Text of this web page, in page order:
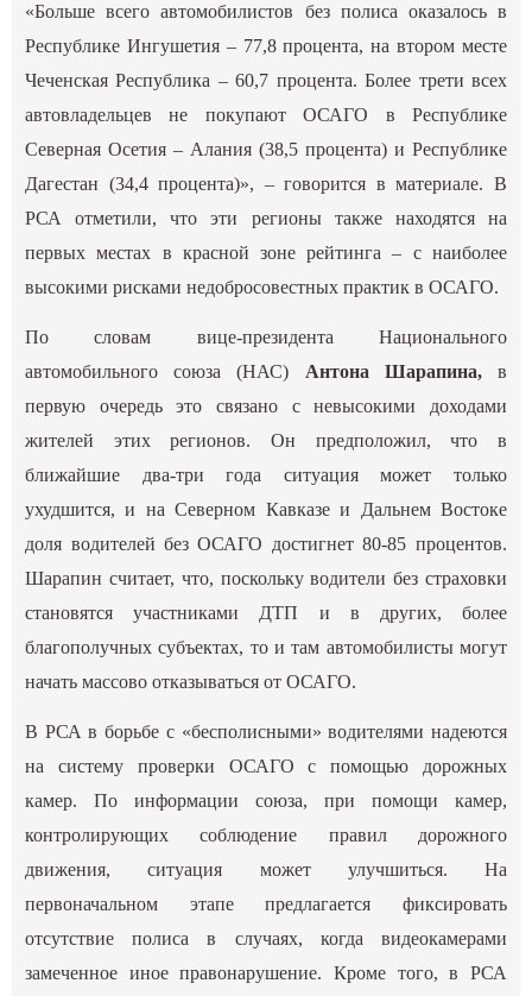
«Больше всего автомобилистов без полиса оказалось в
Республике Ингушетия – 77,8 процента, на втором месте
Чеченская Республика – 60,7 процента. Более трети всех
автовладельцев не покупают ОСАГО в Республике
Северная Осетия – Алания (38,5 процента) и Республике
Дагестан (34,4 процента)», – говорится в материале. В
РСА отметили, что эти регионы также находятся на
первых местах в красной зоне рейтинга – с наиболее
высокими рисками недобросовестных практик в ОСАГО.
По словам вице-президента Национального
автомобильного союза (НАС) Антона Шарапина,в
первую очередь это связано с невысокими доходами
жителей этих регионов. Он предположил, что в
ближайшие два-три года ситуация может только
ухудшится, и на Северном Кавказе и Дальнем Востоке
доля водителей без ОСАГО достигнет 80-85 процентов.
Шарапин считает, что, поскольку водители без страховки
становятся участниками ДТП и в других, более
благополучных субъектах, то и там автомобилисты могут
начать массово отказываться от ОСАГО.
В РСА в борьбе с «бесполисными» водителями надеются
на систему проверки ОСАГО с помощью дорожных
камер. По информации союза, при помощи камер,
контролирующих соблюдение правил дорожного
движения, ситуация может улучшиться. На
первоначальном этапе предлагается фиксировать
отсутствие полиса в случаях, когда видеокамерами
замеченное иное правонарушение. Кроме того, в РСА